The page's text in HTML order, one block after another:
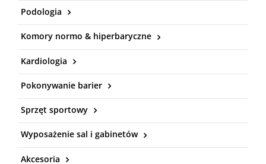
Podologia
Komory normo & hiperbaryczne
Kardiologia
Pokonywanie barier
Sprzęt sportowy
Wyposażenie sal i gabinetów
Akcesoria